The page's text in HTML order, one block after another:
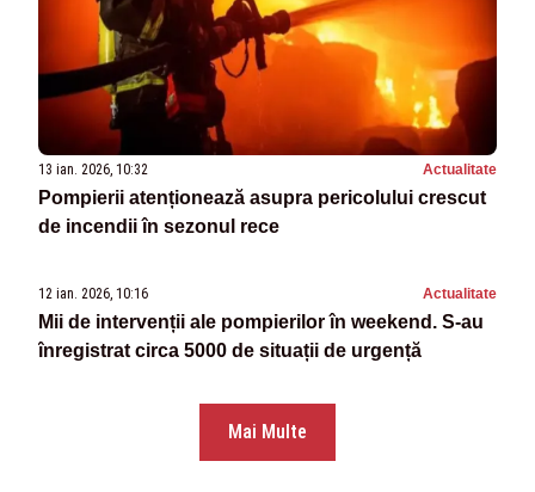
13 ian. 2026, 10:32 Actualitate
Pompierii atenționează asupra pericolului crescut
de incendii în sezonul rece
12 ian. 2026, 10:16 Actualitate
Mii de intervenții ale pompierilor în weekend. S-au
înregistrat circa 5000 de situații de urgență
Mai Multe